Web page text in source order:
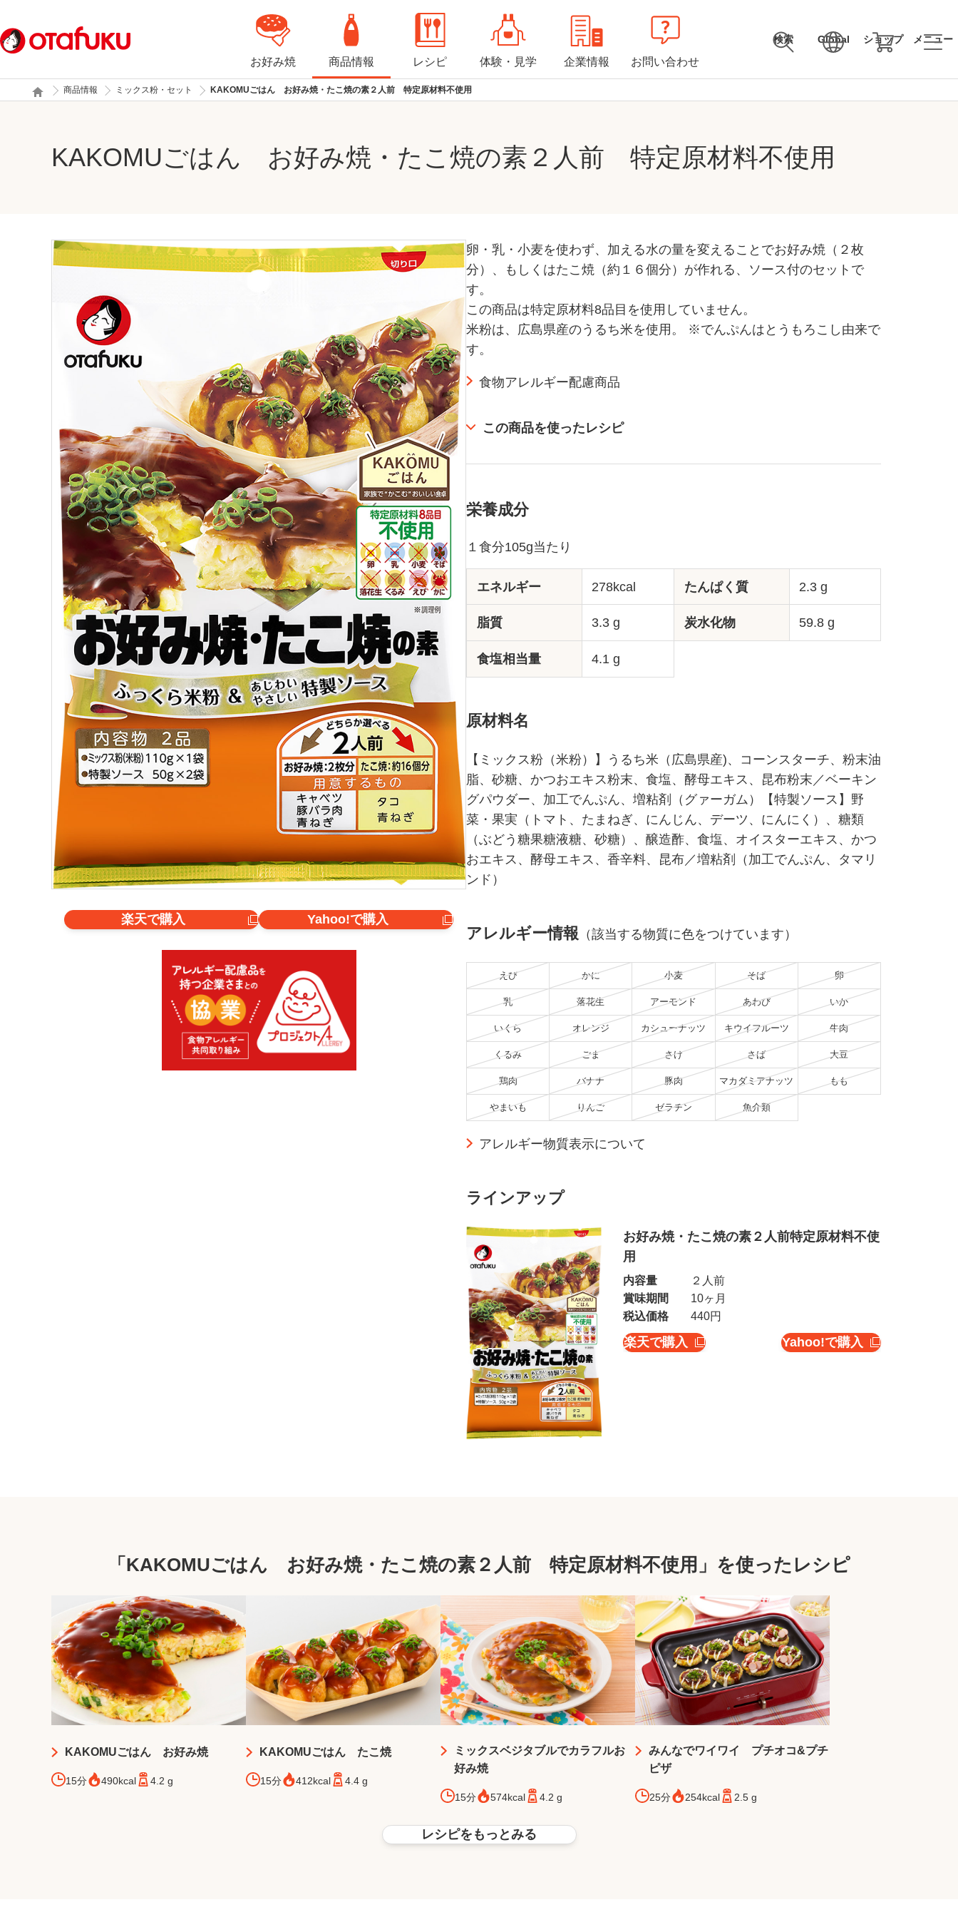
お好み焼 商品情報 レシピ 体験・見学 企業情報 お問い合わせ
検索 Global ショップ メニュー
商品情報 ミックス粉・セット KAKOMUごはん お好み焼・たこ焼の素２人前 特定原材料不使用
KAKOMUごはん お好み焼・たこ焼の素２人前 特定原材料不使用
楽天で購入 Yahoo!で購入
卵・乳・小麦を使わず、加える水の量を変えることでお好み焼（２枚
分）、もしくはたこ焼（約１６個分）が作れる、ソース付のセットで
す。
この商品は特定原材料8品目を使用していません。
米粉は、広島県産のうるち米を使用。 ※でんぷんはとうもろこし由来で
す。
食物アレルギー配慮商品
この商品を使ったレシピ
栄養成分
１食分105g当たり
エネルギー 278kcal たんぱく質 2.3 g
脂質 3.3 g 炭水化物 59.8 g
食塩相当量 4.1 g
原材料名
【ミックス粉（米粉）】うるち米（広島県産)、コーンスターチ、粉末油
脂、砂糖、かつおエキス粉末、食塩、酵母エキス、昆布粉末／ベーキン
グパウダー、加工でんぷん、増粘剤（グァーガム）【特製ソース】野
菜・果実（トマト、たまねぎ、にんじん、デーツ、にんにく）、糖類
（ぶどう糖果糖液糖、砂糖）、醸造酢、食塩、オイスターエキス、かつ
おエキス、酵母エキス、香辛料、昆布／増粘剤（加工でんぷん、タマリ
ンド）
アレルギー情報 （該当する物質に色をつけています）
えび かに 小麦 そば 卵
乳 落花生 アーモンド あわび いか
いくら オレンジ カシューナッツ キウイフルーツ 牛肉
くるみ ごま さけ さば 大豆
鶏肉 バナナ 豚肉 マカダミアナッツ もも
やまいも りんご ゼラチン 魚介類
アレルギー物質表示について
ラインアップ
お好み焼・たこ焼の素２人前特定原材料不使
用
内容量
２人前
賞味期間
10ヶ月
税込価格
440円
楽天で購入 Yahoo!で購入
「KAKOMUごはん お好み焼・たこ焼の素２人前 特定原材料不使用」を使ったレシピ
KAKOMUごはん お好み焼
15分 490kcal 4.2 g
KAKOMUごはん たこ焼
15分 412kcal 4.4 g
ミックスベジタブルでカラフルお
好み焼
15分 574kcal 4.2 g
みんなでワイワイ プチオコ&プチ
ピザ
25分 254kcal 2.5 g
レシピをもっとみる